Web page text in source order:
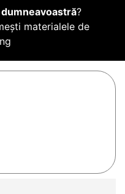
?
materialele de